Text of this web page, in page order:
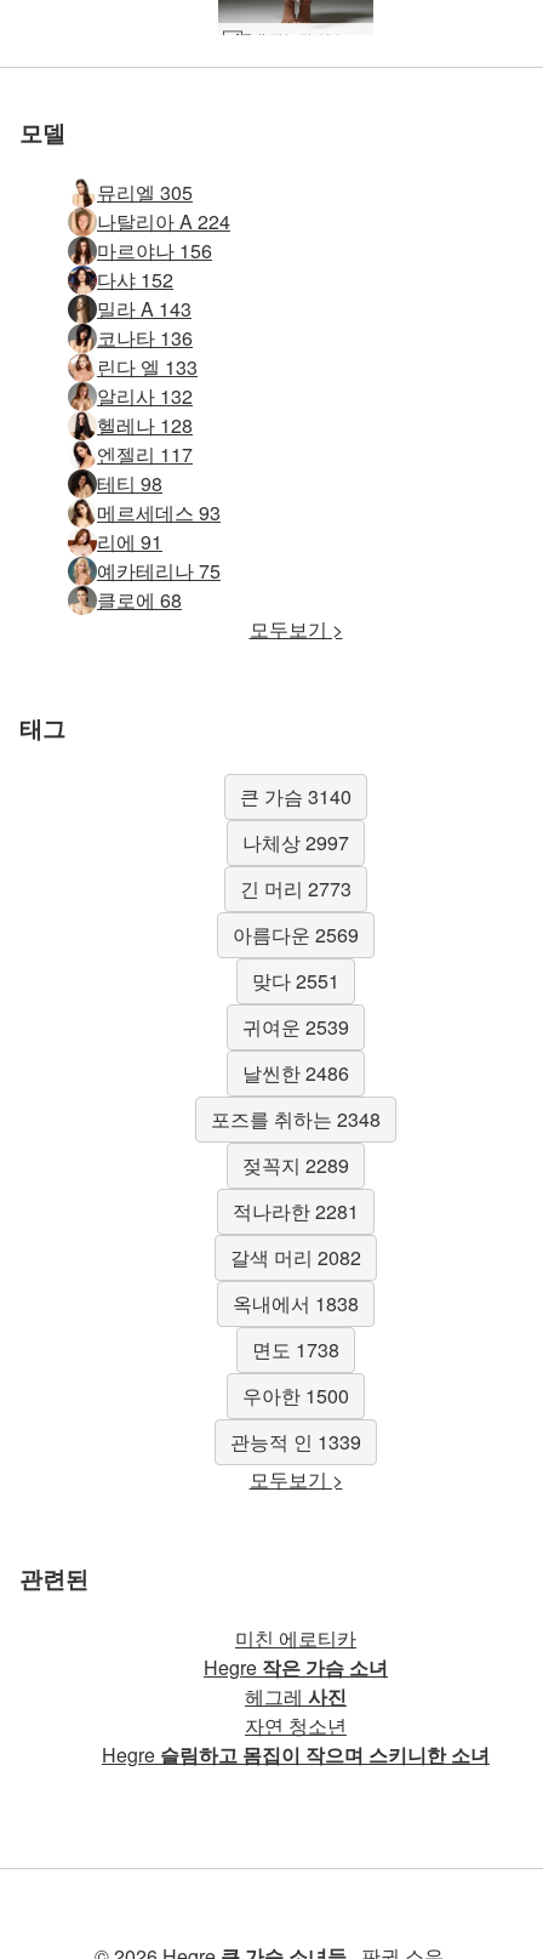
세계 1위 에로틱 사이트
로 평가됨
우리와 함께하세
요
테티 놀리는 #45
세계 1위 에로틱 사이트
로 평가됨
우리와 함께하세
요
테티 소개 #3
테티 핑크 썸머 #36
테티 서머타임 #11
세계 1위 에로틱 사이트
로 평가됨
우리와 함께하세
요
테티 소개 #22
매끈한 테티 #22
테티 핑크 썸머 #52
테티 유혹자 #29
테티 유혹자 #37
세계 1위 에로틱 사이트
로 평가됨
우리와 함께하세
요
테티 조각상 #33
테티 놀리는 #33
세계 1위 에로틱 사이트
로 평가됨
우리와 함께하세
요
테티 서머타임 #36
밀라 원시 여성 #18
밀라 원시 여성 #34
밀라 원시 여성 #38
테티 놀리는 #38
세계 1위 에로틱 사이트
로 평가됨
우리와 함께하세
요
테티 놀리는 #10
모델
뮤리엘 305
나탈리아 A 224
마르야나 156
다샤 152
밀라 A 143
코나타 136
린다 엘 133
알리사 132
헬레나 128
엔젤리 117
테티 98
메르세데스 93
리에 91
예카테리나 75
클로에 68
모두보기 >
태그
큰 가슴 3140
나체상 2997
긴 머리 2773
아름다운 2569
맞다 2551
귀여운 2539
날씬한 2486
포즈를 취하는 2348
젖꼭지 2289
적나라한 2281
갈색 머리 2082
옥내에서 1838
면도 1738
우아한 1500
관능적 인 1339
모두보기 >
관련된
미친 에로티카
Hegre 작은 가슴 소녀
헤그레 사진
자연 청소년
Hegre 슬림하고 몸집이 작으며 스키니한 소녀